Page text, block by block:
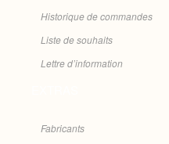
Historique de commandes
Liste de souhaits
Lettre d’information
Fabricants